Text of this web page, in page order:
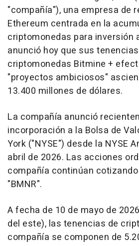
"compañía"), una empresa de
Ethereum centrada en la
criptomonedas para inversión
anunció hoy que sus
criptomonedas Bitmine +
"proyectos ambiciosos"
13.400 millones de dólares.
La compañía anunció
incorporación a la Bolsa de
York ("NYSE") desde la NYSE
abril de 2026. Las acciones
compañía continúan
"BMNR".
A fecha de 10 de mayo de
del este), las tenencias de
compañía se componen de